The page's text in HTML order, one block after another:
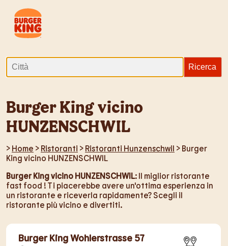
Burger King vicino
HUNZENSCHWIL
> Home > Ristoranti > Ristoranti Hunzenschwil > Burger
King vicino HUNZENSCHWIL
Burger King vicino HUNZENSCHWIL: Il miglior ristorante
fast food ! Ti piacerebbe avere un'ottima esperienza in
un ristorante e riceverla rapidamente? Scegli il
ristorante più vicino e divertiti.
Burger King Wohlerstrasse 57